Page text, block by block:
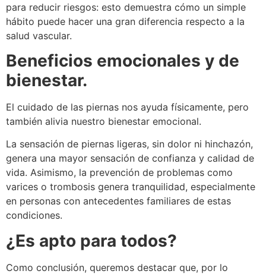
para reducir riesgos: esto demuestra cómo un simple
hábito puede hacer una gran diferencia respecto a la
salud vascular.
Beneficios emocionales y de
bienestar.
El cuidado de las piernas nos ayuda físicamente, pero
también alivia nuestro bienestar emocional.
La sensación de piernas ligeras, sin dolor ni hinchazón,
genera una mayor sensación de confianza y calidad de
vida. Asimismo, la prevención de problemas como
varices o trombosis genera tranquilidad, especialmente
en personas con antecedentes familiares de estas
condiciones.
¿Es apto para todos?
Como conclusión, queremos destacar que, por lo